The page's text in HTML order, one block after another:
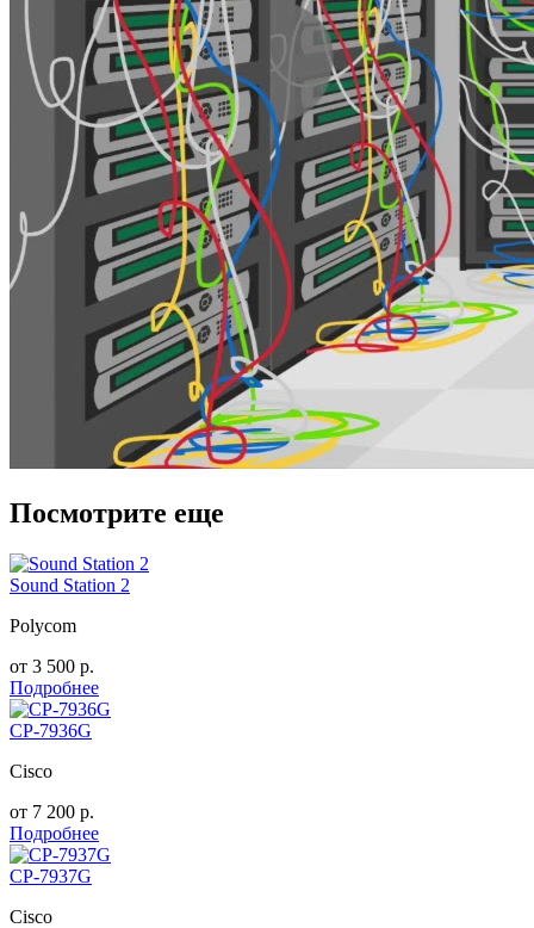
Посмотрите еще
Sound Station 2
Polycom
от 3 500 р.
Подробнее
CP-7936G
Cisco
от 7 200 р.
Подробнее
CP-7937G
Cisco